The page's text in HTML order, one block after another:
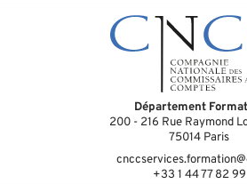
Département
200 - 216 Rue Raymond
75014 Paris
+33 1 44 77 82 99